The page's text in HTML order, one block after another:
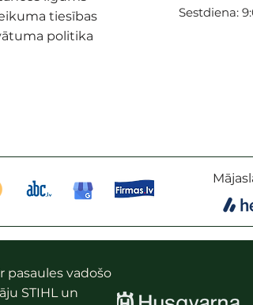
tiesības
politika
Sestdiena:
pasaules vadošo
STIHL un